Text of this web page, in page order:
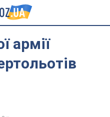
армії